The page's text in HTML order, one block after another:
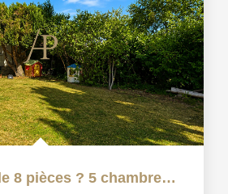
Maison familiale 8 pièces ? 5 chambres ? 620 m² de terrain...